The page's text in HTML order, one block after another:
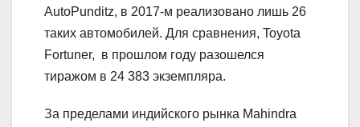
AutoPunditz, в 2017-м реализовано лишь 26
таких автомобилей. Для сравнения, Toyota
Fortuner, в прошлом году разошелся
тиражом в 24 383 экземпляра.
За пределами индийского рынка Mahindra